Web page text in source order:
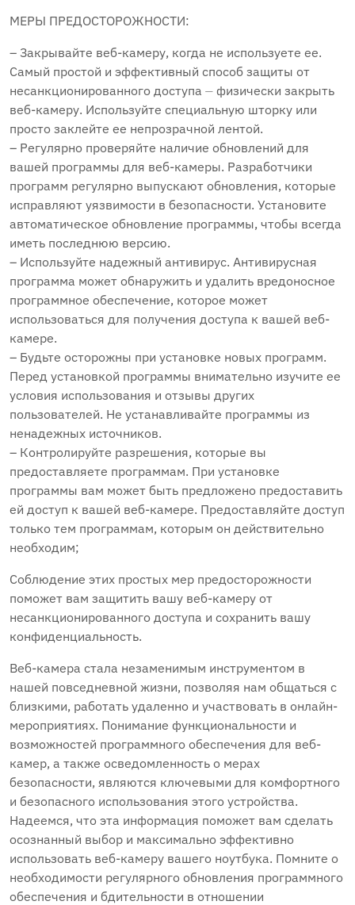
МЕРЫ ПРЕДОСТОРОЖНОСТИ:
– Закрывайте веб-камеру, когда не используете ее.
Самый простой и эффективный способ защиты от
несанкционированного доступа ⏤ физически закрыть
веб-камеру. Используйте специальную шторку или
просто заклейте ее непрозрачной лентой.
– Регулярно проверяйте наличие обновлений для
вашей программы для веб-камеры. Разработчики
программ регулярно выпускают обновления, которые
исправляют уязвимости в безопасности. Установите
автоматическое обновление программы, чтобы всегда
иметь последнюю версию.
– Используйте надежный антивирус. Антивирусная
программа может обнаружить и удалить вредоносное
программное обеспечение, которое может
использоваться для получения доступа к вашей веб-
камере.
– Будьте осторожны при установке новых программ.
Перед установкой программы внимательно изучите ее
условия использования и отзывы других
пользователей. Не устанавливайте программы из
ненадежных источников.
– Контролируйте разрешения, которые вы
предоставляете программам. При установке
программы вам может быть предложено предоставить
ей доступ к вашей веб-камере. Предоставляйте доступ
только тем программам, которым он действительно
необходим;
Соблюдение этих простых мер предосторожности
поможет вам защитить вашу веб-камеру от
несанкционированного доступа и сохранить вашу
конфиденциальность.
Веб-камера стала незаменимым инструментом в
нашей повседневной жизни, позволяя нам общаться с
близкими, работать удаленно и участвовать в онлайн-
мероприятиях. Понимание функциональности и
возможностей программного обеспечения для веб-
камер, а также осведомленность о мерах
безопасности, являются ключевыми для комфортного
и безопасного использования этого устройства.
Надеемся, что эта информация поможет вам сделать
осознанный выбор и максимально эффективно
использовать веб-камеру вашего ноутбука. Помните о
необходимости регулярного обновления программного
обеспечения и бдительности в отношении